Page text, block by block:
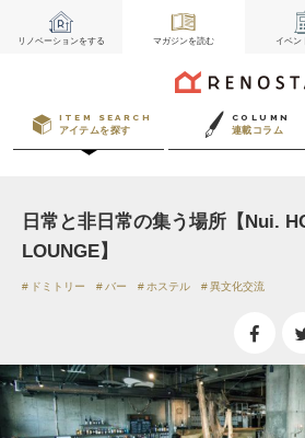
リノベーションをする マガジンを読む イベン
ITEM SEARCH
アイテムを探す
COLUMN
連載コラム
日常と非日常の集う場所【Nui.
LOUNGE】
ドミトリー バー ホステル 異文化交流